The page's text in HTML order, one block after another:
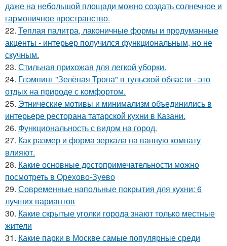
даже на небольшой площади можно создать солнечное и
гармоничное пространство.
22. Теплая палитра, лаконичные формы и продуманные
акценты - интерьер получился функциональным, но не
скучным.
23. Стильная прихожая для легкой уборки.
24. Глэмпинг "Зелёная Тропа" в тульской области - это
отдых на природе с комфортом.
25. Этнические мотивы и минимализм объединились в
интерьере ресторана татарской кухни в Казани.
26. Функциональность с видом на город.
27. Как размер и форма зеркала на ванную комнату
влияют.
28. Какие основные достопримечательности можно
посмотреть в Орехово-Зуево
29. Современные напольные покрытия для кухни: 6
лучших вариантов
30. Какие скрытые уголки города знают только местные
жители
31. Какие парки в Москве самые популярные среди